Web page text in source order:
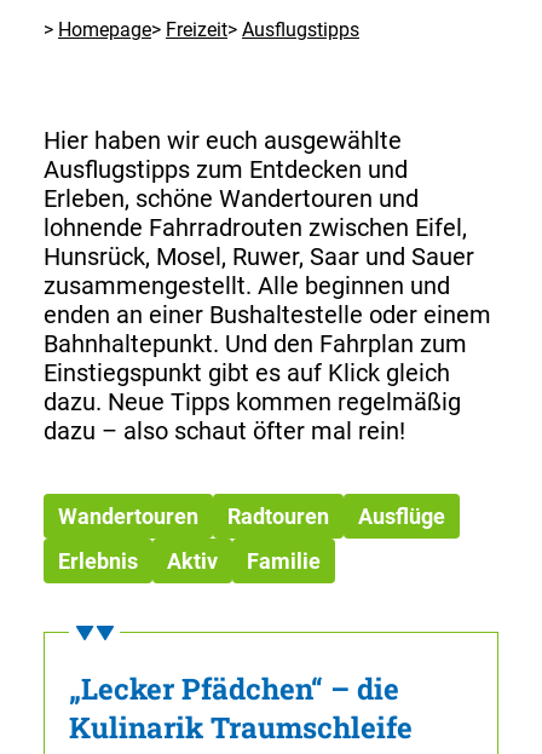
Homepage Freizeit Ausflugstipps
Hier haben wir euch ausgewählte
Ausflugstipps zum Entdecken und
Erleben, schöne Wandertouren und
lohnende Fahrradrouten zwischen Eifel,
Hunsrück, Mosel, Ruwer, Saar und Sauer
zusammengestellt. Alle beginnen und
enden an einer Bushaltestelle oder einem
Bahnhaltepunkt. Und den Fahrplan zum
Einstiegspunkt gibt es auf Klick gleich
dazu. Neue Tipps kommen regelmäßig
dazu – also schaut öfter mal rein!
Wandertouren Radtouren
Ausflüge
Erlebnis
Aktiv Familie
„Lecker Pfädchen“ – die
Kulinarik Traumschleife